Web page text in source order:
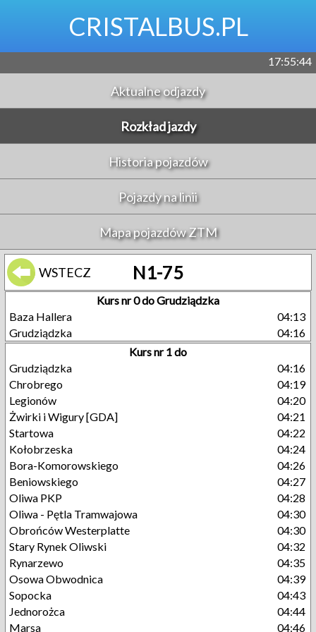
CRISTALBUS.PL
17:55:44
Aktualne odjazdy
Rozkład jazdy
Historia pojazdów
Pojazdy na linii
Mapa pojazdów ZTM
WSTECZ N1-75
Kurs nr 0 do Grudziądzka
Baza Hallera
04:13
Grudziądzka
04:16
Kurs nr 1 do
Grudziądzka
04:16
Chrobrego
04:19
Legionów
04:20
Żwirki i Wigury [GDA]
04:21
Startowa
04:22
Kołobrzeska
04:24
Bora-Komorowskiego
04:26
Beniowskiego
04:27
Oliwa PKP
04:28
Oliwa - Pętla Tramwajowa
04:30
Obrońców Westerplatte
04:30
Stary Rynek Oliwski
04:32
Rynarzewo
04:35
Osowa Obwodnica
04:39
Sopocka
04:43
Jednorożca
04:44
Marsa
04:46